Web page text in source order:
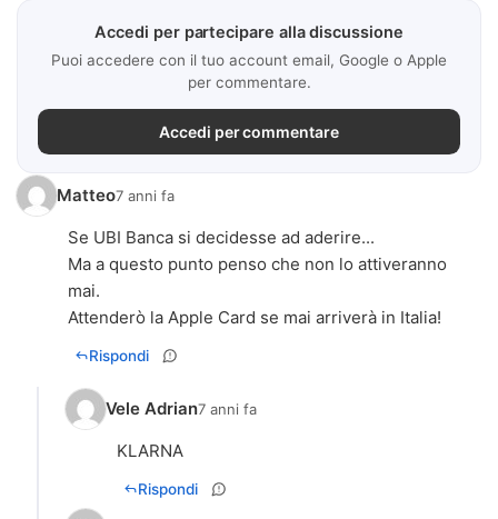
Accedi per partecipare alla discussione
Puoi accedere con il tuo account email, Google o Apple
per commentare.
Accedi per commentare
Matteo7 anni fa
Se UBI Banca si decidesse ad aderire...
Ma a questo punto penso che non lo attiveranno
mai.
Attenderò la Apple Card se mai arriverà in Italia!
Rispondi
Vele Adrian7 anni fa
KLARNA
Rispondi